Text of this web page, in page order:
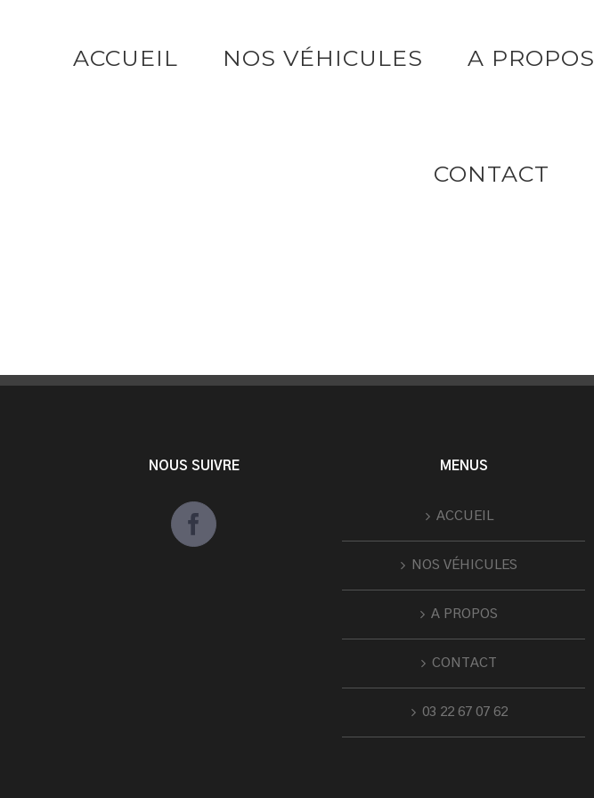
ACCUEIL NOS VÉHICULES A PROPOS
CONTACT
NOUS SUIVRE MENUS
ACCUEIL
NOS VÉHICULES
A PROPOS
CONTACT
03 22 67 07 62